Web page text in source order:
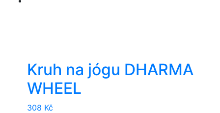
Kruh na jógu DHARMA
WHEEL
308 Kč